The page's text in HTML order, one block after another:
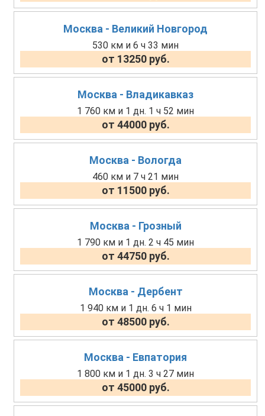
Москва - Великий Новгород
530 км и 6 ч 33 мин
от 13250 руб.
Москва - Владикавказ
1 760 км и 1 дн. 1 ч 52 мин
от 44000 руб.
Москва - Вологда
460 км и 7 ч 21 мин
от 11500 руб.
Москва - Грозный
1 790 км и 1 дн. 2 ч 45 мин
от 44750 руб.
Москва - Дербент
1 940 км и 1 дн. 6 ч 1 мин
от 48500 руб.
Москва - Евпатория
1 800 км и 1 дн. 3 ч 27 мин
от 45000 руб.